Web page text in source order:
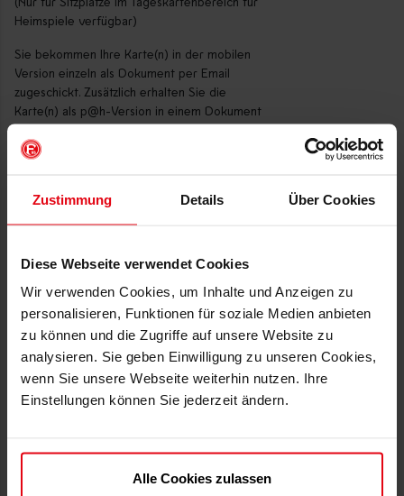
Zustimmung Details Über Cookies
Diese Webseite verwendet Cookies
Wir verwenden Cookies, um Inhalte und Anzeigen zu
personalisieren, Funktionen für soziale Medien anbieten
zu können und die Zugriffe auf unsere Website zu
analysieren. Sie geben Einwilligung zu unseren Cookies,
wenn Sie unsere Webseite weiterhin nutzen. Ihre
Einstellungen können Sie jederzeit ändern.
Alle Cookies zulassen
Heimspiele verfügbar)
Sie bekommen Ihre Karte(n) in der mobilen
Version einzeln als Dokument per Email
zugeschickt. Zusätzlich erhalten Sie die
Karte(n) als p@h-Version in einem Dokument
zur Nutzung des öffentlichen
Personennahverkehr.
Speichern Sie das mobile ticket vor dem Spiel
Android: z.B. PassWallet, Karten,
Vodafone Wallet oder Gmail
Bitte stellen Sie hierzu sicher, dass die von
Ihnen benutze App Ihres Emailproviders das
Format unseres mobile tickets unterstützt und
entsprechend auslesen kann.
beim Einlass.
- Ein beschädigtes Display kann die Lesbarkeit
0,00€
Bearbeitungsgebühr